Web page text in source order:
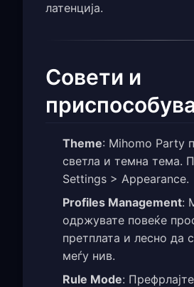
латенција.
Совети и
Theme: Mihomo Party
светла и темна тема.
Settings > Appearance.
Profiles Management:
одржувате повеќе
претплата и лесно да
меѓу нив.
Rule Mode: